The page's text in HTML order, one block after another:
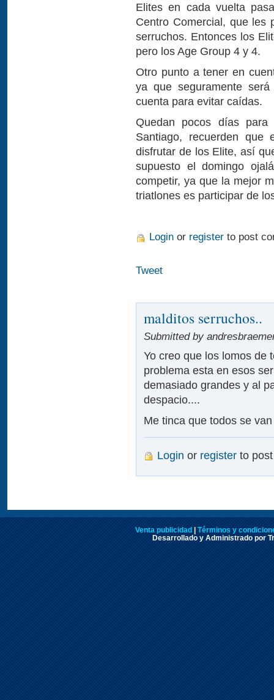
Elites en cada vuelta
Centro Comercial, que les
serruchos. Entonces los
pero los Age Group 4 y 4.
Otro punto a tener en
ya que seguramente
cuenta para evitar caídas.
Quedan pocos días
Santiago, recuerden que
disfrutar de los Elite, así
supuesto el domingo
competir, ya que la mejor
triatlones es participar de
Login or register to post
Tweet
malditos serruchos..
Submitted by
Yo creo que los lomos de
problema esta en esos
demasiado grandes y al
despacio....
Me tinca que todos se
Login or register to
Venta publicidad | Términos y
Desarrollado y Administrado por